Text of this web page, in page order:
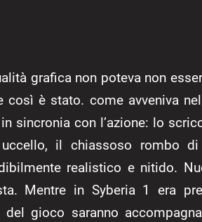
grafica non poteva non
è stato. come avveniva
sincronia con l’azione: lo
il chiassoso rombo
realistico e nitido.
Mentre in Syberia 1 era
gioco saranno